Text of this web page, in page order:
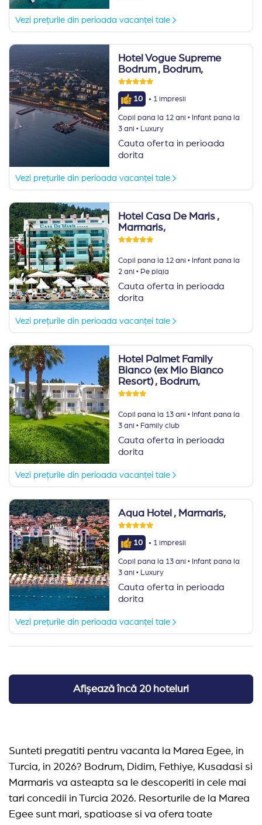
Vezi prețurile din perioada vacanței tale
Hotel Vogue Supreme
Bodrum , Bodrum,
10 · 1 impresii
Copil pana la 12 ani ·Infant pana la
3 ani ·Luxury
Cauta oferta in perioada
dorita
Vezi prețurile din perioada vacanței tale
Hotel Casa De Maris ,
Marmaris,
Copil pana la 12 ani ·Infant pana la
2 ani ·Pe plaja
Cauta oferta in perioada
dorita
Vezi prețurile din perioada vacanței tale
Hotel Palmet Family
Bianco (ex Mio Bianco
Resort) , Bodrum,
Copil pana la 13 ani ·Infant pana la
3 ani ·Family club
Cauta oferta in perioada
dorita
Vezi prețurile din perioada vacanței tale
Aqua Hotel , Marmaris,
10 · 1 impresii
Copil pana la 13 ani ·Infant pana la
3 ani ·Luxury
Cauta oferta in perioada
dorita
Vezi prețurile din perioada vacanței tale
Afișează încă 20 hoteluri
Sunteti pregatiti pentru vacanta la Marea Egee, in
Turcia, in 2026? Bodrum, Didim, Fethiye, Kusadasi si
Marmaris va asteapta sa le descoperiti in cele mai
tari concedii in Turcia 2026. Resorturile de la Marea
Egee sunt mari, spatioase si va ofera toate